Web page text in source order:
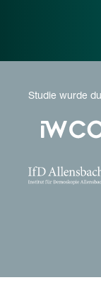
Studie wurde